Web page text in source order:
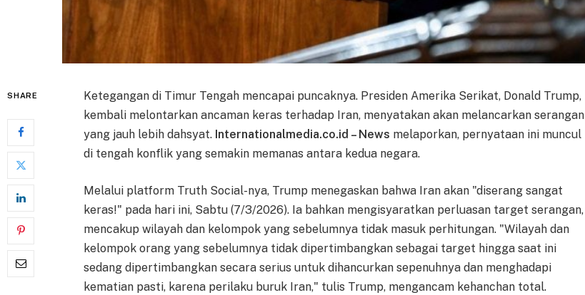
SHARE
Ketegangan di Timur Tengah mencapai puncaknya. Presiden Amerika Serikat, Donald Trump,
kembali melontarkan ancaman keras terhadap Iran, menyatakan akan melancarkan serangan
yang jauh lebih dahsyat. Internationalmedia.co.id – News melaporkan, pernyataan ini muncul
di tengah konflik yang semakin memanas antara kedua negara.
Melalui platform Truth Social-nya, Trump menegaskan bahwa Iran akan "diserang sangat
keras!" pada hari ini, Sabtu (7/3/2026). Ia bahkan mengisyaratkan perluasan target serangan,
mencakup wilayah dan kelompok yang sebelumnya tidak masuk perhitungan. "Wilayah dan
kelompok orang yang sebelumnya tidak dipertimbangkan sebagai target hingga saat ini
sedang dipertimbangkan secara serius untuk dihancurkan sepenuhnya dan menghadapi
kematian pasti, karena perilaku buruk Iran," tulis Trump, mengancam kehanchan total.